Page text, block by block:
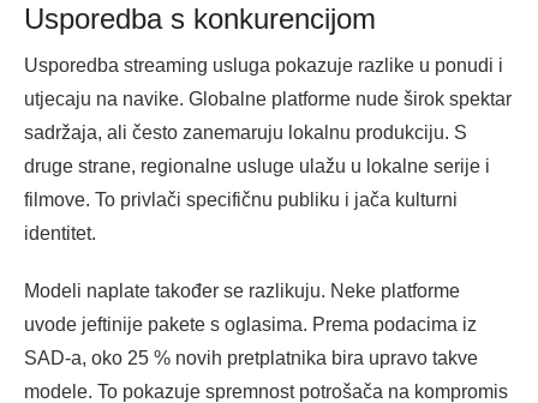
Usporedba s konkurencijom
Usporedba streaming usluga pokazuje razlike u ponudi i
utjecaju na navike. Globalne platforme nude širok spektar
sadržaja, ali često zanemaruju lokalnu produkciju. S
druge strane, regionalne usluge ulažu u lokalne serije i
filmove. To privlači specifičnu publiku i jača kulturni
identitet.
Modeli naplate također se razlikuju. Neke platforme
uvode jeftinije pakete s oglasima. Prema podacima iz
SAD-a, oko 25 % novih pretplatnika bira upravo takve
modele. To pokazuje spremnost potrošača na kompromis